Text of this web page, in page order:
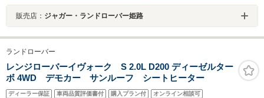
販売店： ジャガー・ランドローバー姫路
ランドローバー
レンジローバーイヴォーク S 2.0L D200 ディーゼルター
ボ 4WD デモカー サンルーフ シートヒーター
ディーラー保証 車両品質評価書付 購入プラン付 オンライン相談可